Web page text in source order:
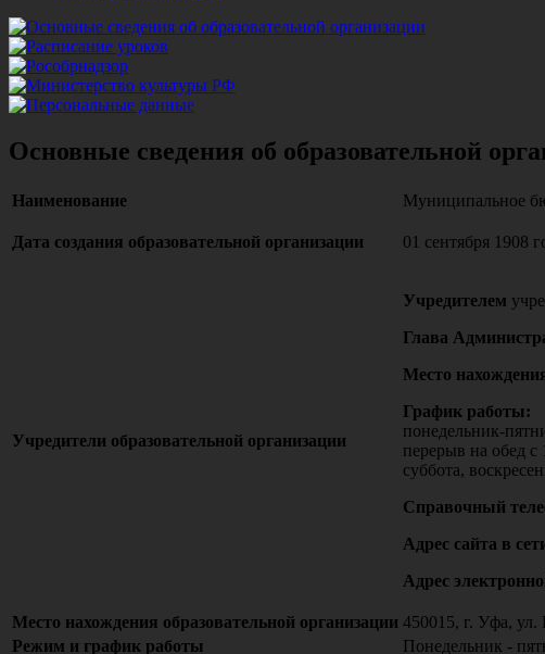
Основные сведения об образовательной
Наименование Муниципальное
Дата создания образовательной организации 01 сентября 1908
Учредители образовательной организации
Учредителем
Глава
Место
График работы:
понедельник-
перерыв на обед с
суббота,
Справочный
Адрес сайта в
Адрес
Место нахождения образовательной организации 450015, г. Уфа,
Режим и график работы
Понедельник -